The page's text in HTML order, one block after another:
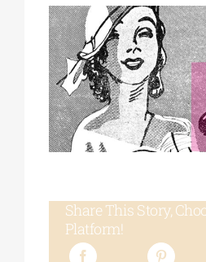
Share This Story,
Platform!